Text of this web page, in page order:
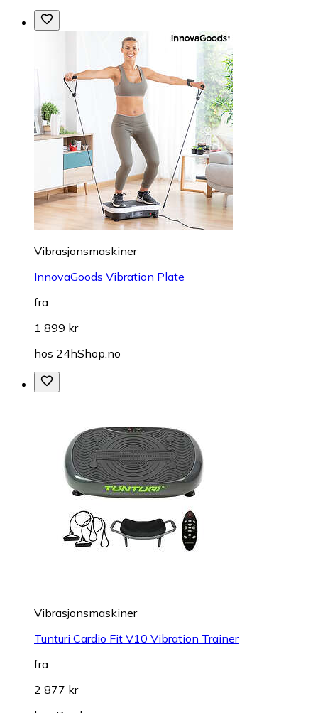
Vibrasjonsmaskiner
InnovaGoods Vibration Plate
fra
1 899 kr
hos 24hShop.no
Vibrasjonsmaskiner
Tunturi Cardio Fit V10 Vibration Trainer
fra
2 877 kr